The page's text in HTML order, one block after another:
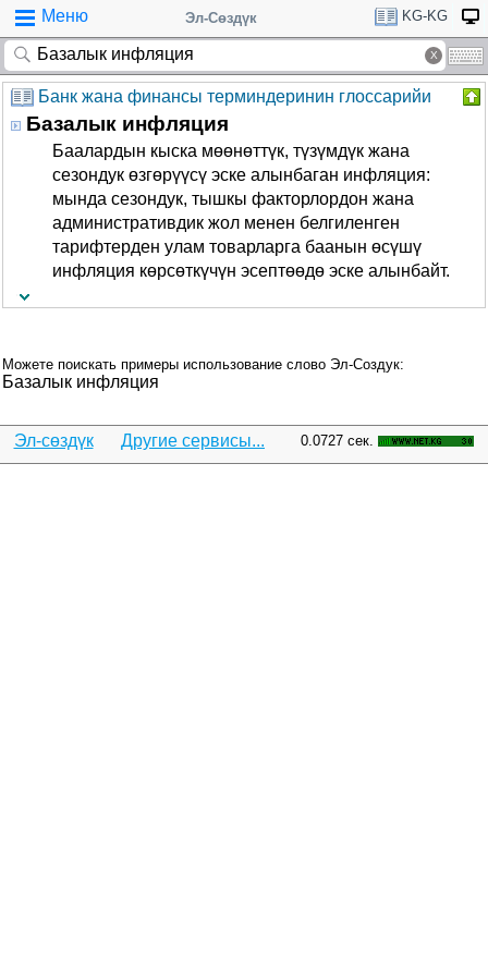
Меню Эл-Сөздүк KG-KG
Банк жана финансы терминдеринин глоссарийи
Базалык инфляция
Баалардын кыска мөөнөттүк, түзүмдүк жана
сезондук өзгөрүүсү эске алынбаган инфляция:
мында сезондук, тышкы факторлордон жана
административдик жол менен белгиленген
тарифтерден улам товарларга баанын өсүшү
инфляция көрсөткүчүн эсептөөдө эске алынбайт.
Можете поискать примеры использование слово Эл-Создук:
Базалык инфляция
Эл-сөздүк Другие сервисы... 0.0727 сек.